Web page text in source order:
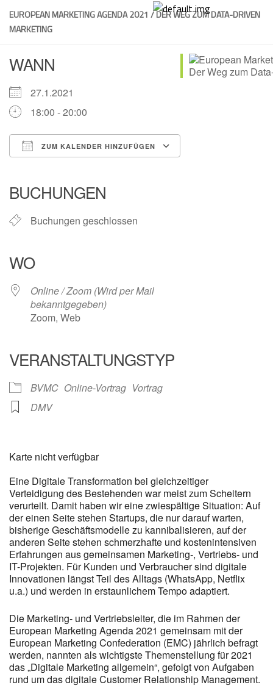
Skip
content
EUROPEAN MARKETING AGENDA 2021 / DER WEG ZUM DATA-DRIVEN
MARKETING
WANN
27.1.2021
18:00 - 20:00
ZUM KALENDER HINZUFÜGEN
BUCHUNGEN
Buchungen geschlossen
WO
Online / Zoom (Wird per Mail
bekanntgegeben)
Zoom, Web
VERANSTALTUNGSTYP
BVMC Online-Vortrag Vortrag
DMV
Karte nicht verfügbar
Eine Digitale Transformation bei gleichzeitiger
Verteidigung des Bestehenden war meist zum Scheitern
verurteilt. Damit haben wir eine zwiespältige Situation: Auf
der einen Seite stehen Startups, die nur darauf warten,
bisherige Geschäftsmodelle zu kannibalisieren, auf der
anderen Seite stehen schmerzhafte und kostenintensiven
Erfahrungen aus gemeinsamen Marketing-, Vertriebs- und
IT-Projekten. Für Kunden und Verbraucher sind digitale
Innovationen längst Teil des Alltags (WhatsApp, Netflix
u.a.) und werden in erstaunlichem Tempo adaptiert.
Die Marketing- und Vertriebsleiter, die im Rahmen der
European Marketing Agenda 2021 gemeinsam mit der
European Marketing Confederation (EMC) jährlich befragt
werden, nannten als wichtigste Themenstellung für 2021
das „Digitale Marketing allgemein“, gefolgt von Aufgaben
rund um das digitale Customer Relationship Management.